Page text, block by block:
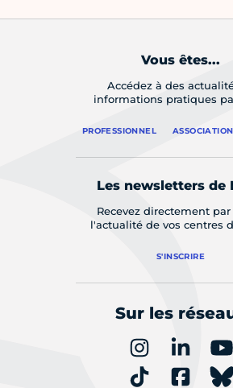
Vous êtes...
Accédez à des
informations pratiques
PROFESSIONNEL ASSOCIATION
Les newsletters de
Recevez directement
l'actualité de vos centres
S'INSCRIRE
Sur les